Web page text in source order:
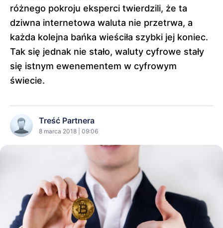
różnego pokroju eksperci twierdzili, że ta
dziwna internetowa waluta nie przetrwa, a
każda kolejna bańka wieściła szybki jej koniec.
Tak się jednak nie stało, waluty cyfrowe stały
się istnym ewenementem w cyfrowym
świecie.
Treść Partnera
8 marca 2018 | 09:06